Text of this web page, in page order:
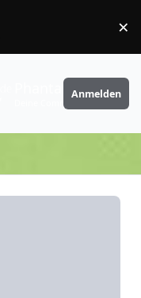
×
PhantaFriends.de
Anmelden